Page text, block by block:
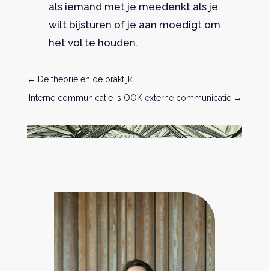
als iemand met je meedenkt als je
wilt bijsturen of je aan moedigt om
het vol te houden.
← De theorie en de praktijk
Interne communicatie is OOK externe communicatie →